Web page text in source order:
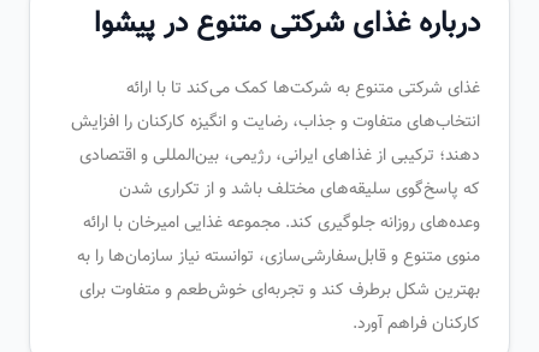
درباره غذای شرکتی متنوع در پیشوا
غذای شرکتی متنوع به شرکت‌ها کمک می‌کند تا با ارائه
انتخاب‌های متفاوت و جذاب، رضایت و انگیزه کارکنان را افزایش
دهند؛ ترکیبی از غذاهای ایرانی، رژیمی، بین‌المللی و اقتصادی
که پاسخ‌گوی سلیقه‌های مختلف باشد و از تکراری شدن
وعده‌های روزانه جلوگیری کند. مجموعه غذایی امیرخان با ارائه
منوی متنوع و قابل‌سفارشی‌سازی، توانسته نیاز سازمان‌ها را به
بهترین شکل برطرف کند و تجربه‌ای خوش‌طعم و متفاوت برای
کارکنان فراهم آورد.